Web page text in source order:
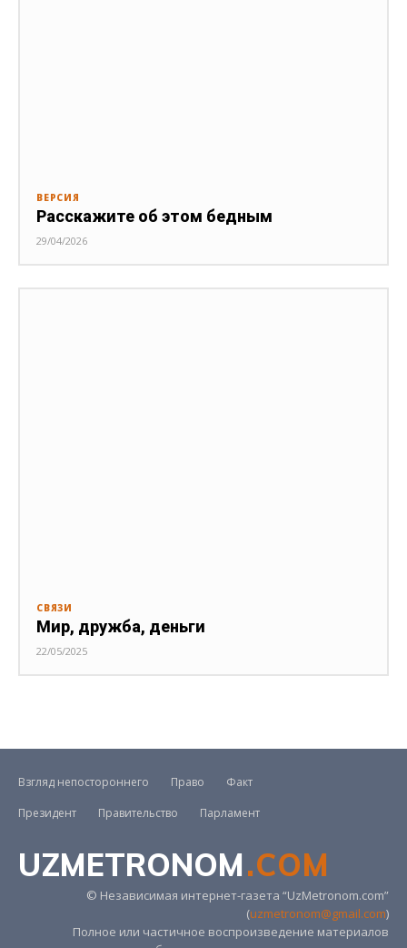
ВЕРСИЯ
Расскажите об этом бедным
29/04/2026
СВЯЗИ
Мир, дружба, деньги
22/05/2025
Взгляд непостороннего Право
Факт
Президент
Правительство Парламент
UZMETRONOM.COM
© Независимая интернет-газета “UzMetronom.com”
(uzmetronom@gmail.com)
Полное или частичное воспроизведение материалов